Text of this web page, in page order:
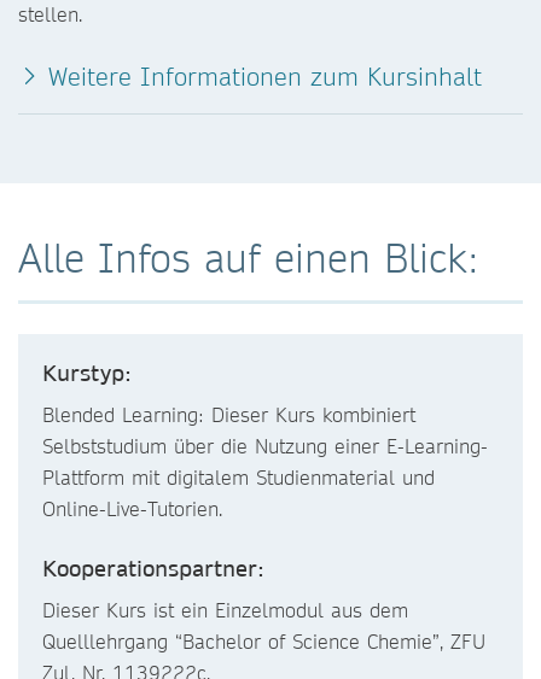
stellen.
Weitere Informationen zum Kursinhalt
Alle Infos auf einen Blick:
Kurstyp:
Blended Learning: Dieser Kurs kombiniert
Selbststudium über die Nutzung einer E-Learning-
Plattform mit digitalem Studienmaterial und
Online-Live-Tutorien.
Kooperationspartner:
Dieser Kurs ist ein Einzelmodul aus dem
Quelllehrgang “Bachelor of Science Chemie”, ZFU
Zul. Nr. 1139222c.